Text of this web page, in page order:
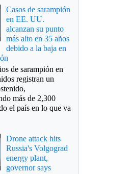
Casos de sarampión
en EE. UU.
alcanzan su punto
más alto en 35 años
debido a la baja en
de sarampión en
registran un
más de 2,300
el país en lo que va
Drone attack hits
Russia's Volgograd
energy plant,
governor says